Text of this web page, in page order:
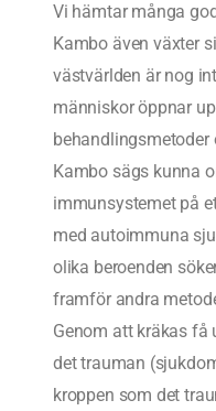
Vi hämtar många
Kambo även växter
västvärlden är nog
människor öppnar
Kambo sägs kunna
immunsystemet på
med autoimmuna
olika beroenden
framför andra
Genom att kräkas få
det trauman
kroppen som det